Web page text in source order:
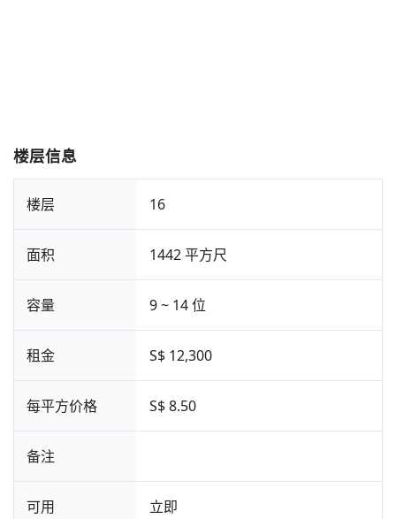
楼层信息
楼层 16
面积 1442 平方尺
容量 9 ~ 14 位
租金 S$ 12,300
每平方价格 S$ 8.50
备注
可用 立即